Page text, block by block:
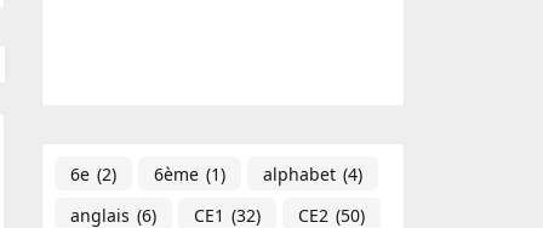
6e (2) 6ème (1) alphabet (4)
anglais (6) CE1 (32) CE2 (50)